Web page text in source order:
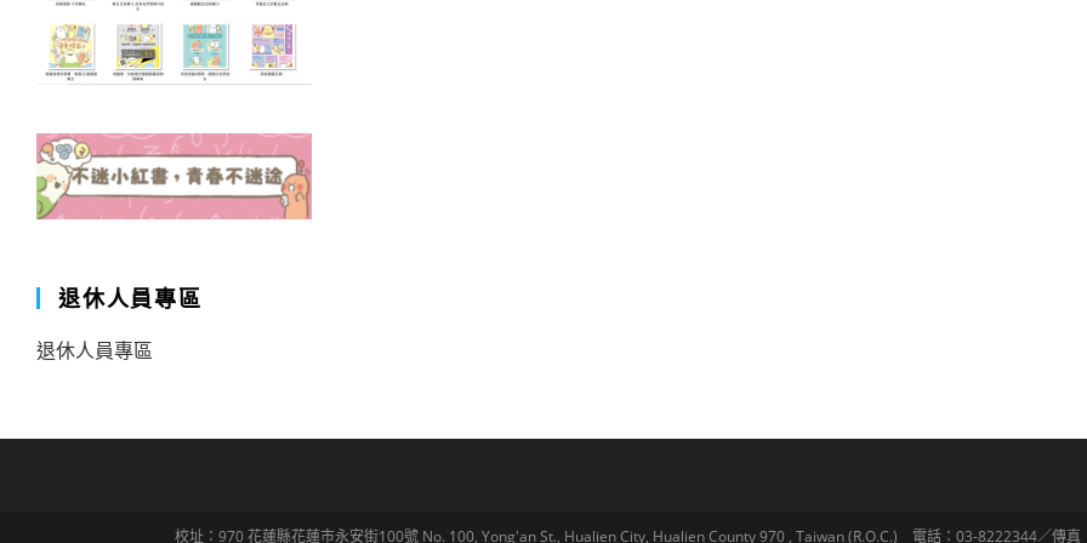
退休人員專區
退休人員專區
校址：970 花蓮縣花蓮市永安街100號 No. 100, Yong'an St., Hualien City, Hualien County 970 , Taiwan (R.O.C.) 電話：03-8222344／傳